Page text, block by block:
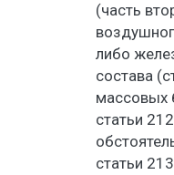
(часть
либо
состава
массовых
статьи
статьи